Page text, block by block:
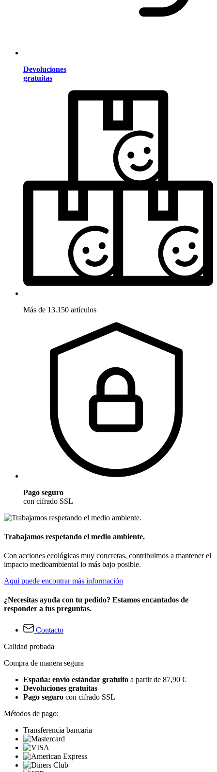
Devoluciones
gratuitas
Más de 13.150 artículos
Pago seguro
con cifrado SSL
Trabajamos respetando el medio ambiente.
Con acciones ecológicas muy concretas, contribuimos a mantener el
impacto medioambiental lo más bajo posible.
Aquí puede encontrar más información
¿Necesitas ayuda con tu pedido? Estamos encantados de
responder a tus preguntas.
Contacto
Calidad probada
Compra de manera segura
España: envío estándar gratuito a partir de 87,90 €
Devoluciones gratuitas
Pago seguro con cifrado SSL
Métodos de pago:
Transferencia bancaria